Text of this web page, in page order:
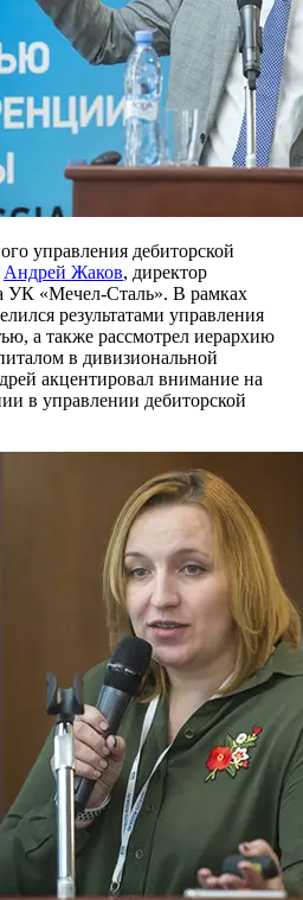
управления дебиторской
Андрей Жаков, директор
УК «Мечел-Сталь». В рамках
результатами управления
а также рассмотрел иерархию
в дивизиональной
акцентировал внимание на
в управлении дебиторской